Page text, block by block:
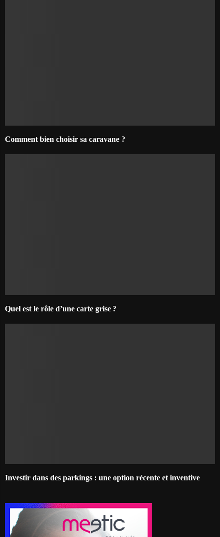
Comment bien choisir sa caravane ?
Quel est le rôle d’une carte grise ?
Investir dans des parkings : une option récente et inventive